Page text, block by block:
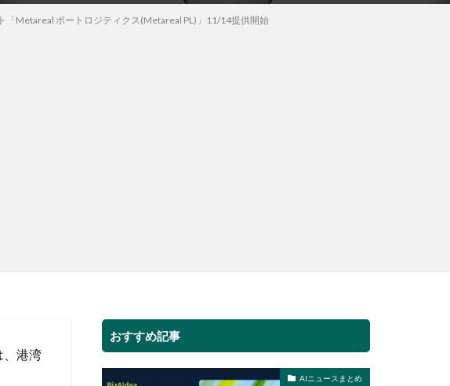
「Metareal ポートロジティクス(Metareal PL)」11/14提供開始
、港湾
おすすめ記事
AIニュースまとめ